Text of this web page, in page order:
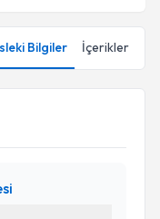
Bilgiler İçerikler